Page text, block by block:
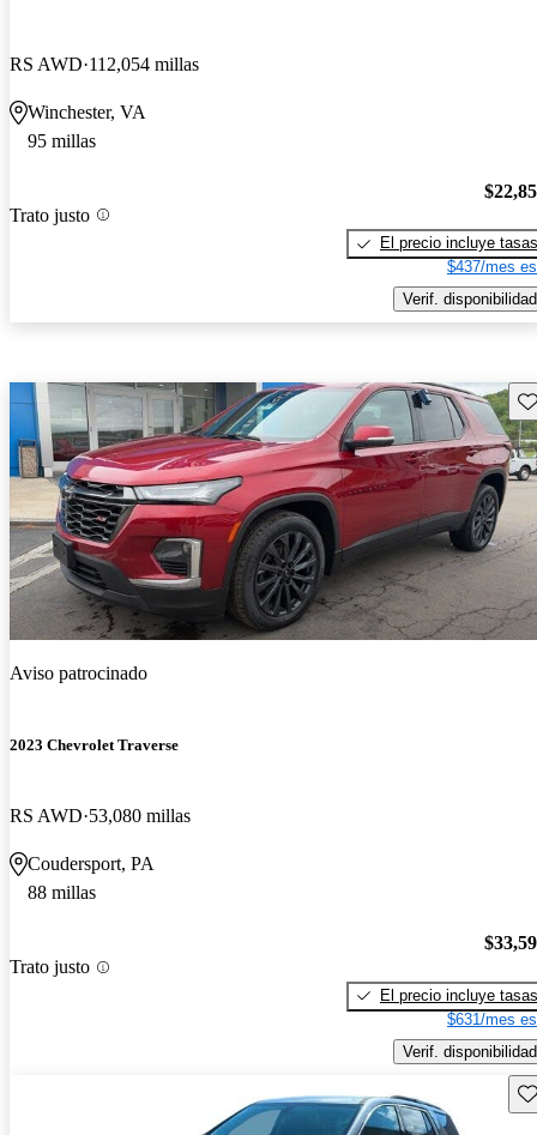
RS AWD 112,054 millas
Winchester, VA
95 millas
Trato justo
El precio incluye tasas
$437/mes
Verif. disponibilidad
Aviso patrocinado
2023 Chevrolet Traverse
RS AWD 53,080 millas
Coudersport, PA
88 millas
Trato justo
El precio incluye tasas
$631/mes
Verif. disponibilidad